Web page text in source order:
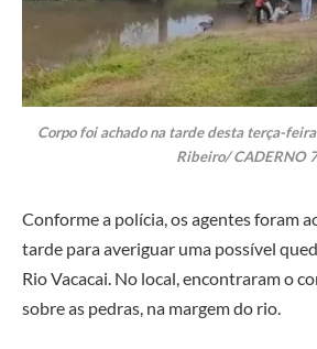
Corpo foi achado na tarde desta terça-
Ribeiro/ CADERNO 7
Conforme a polícia, os agentes foram
tarde para averiguar uma possível
Rio Vacacai. No local, encontraram o
sobre as pedras, na margem do rio.